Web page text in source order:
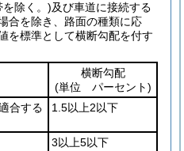
を除く。)及び車道に接続する
合を除き、路面の種類に応
を標準として横断勾配を付す
横断勾配
(単位 パーセント)
合する
1.5以上2以下
3以上5以下